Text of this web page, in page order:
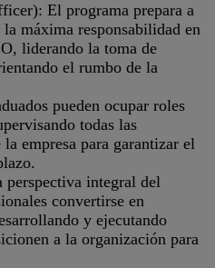
El programa prepara a
máxima responsabilidad en
liderando la toma de
el rumbo de la
pueden ocupar roles
todas las
empresa para garantizar el
perspectiva integral del
convertirse en
y ejecutando
a la organización para